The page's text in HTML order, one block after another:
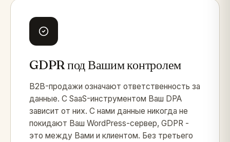
GDPR под Вашим контролем
B2B-продажи означают ответственность за
данные. С SaaS-инструментом Ваш DPA
зависит от них. С нами данные никогда не
покидают Ваш WordPress-сервер, GDPR -
это между Вами и клиентом. Без третьего